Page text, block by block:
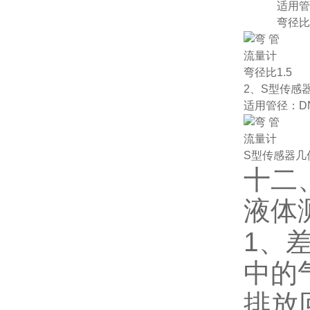
适用管径
弯径比：
弯径比1.5
2、S型传感
适用管径：
S型传感器几
十二
液体
1、
中的